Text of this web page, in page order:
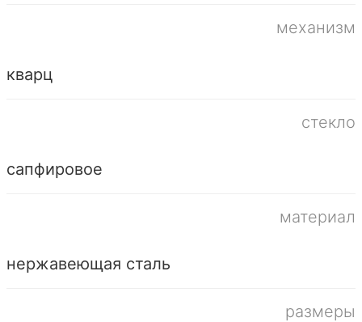
механизм
кварц
стекло
сапфировое
материал
нержавеющая сталь
размеры